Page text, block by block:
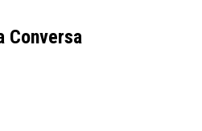
Conversa